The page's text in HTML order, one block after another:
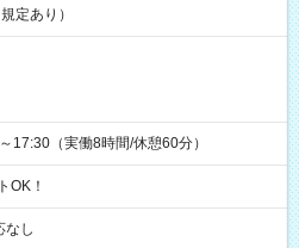
定あり）
17:30（実働8時間/休憩60分）
OK！
なし